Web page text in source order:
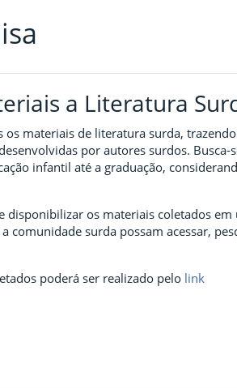
a Literatura
materiais de literatura surda,
por autores surdos.
infantil até a graduação,
os materiais coletados
comunidade surda possam acessar,
poderá ser realizado pelo link